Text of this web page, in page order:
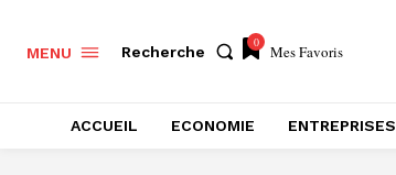
MENU Recherche
0 Mes Favoris
ACCUEIL ECONOMIE ENTREPRISES